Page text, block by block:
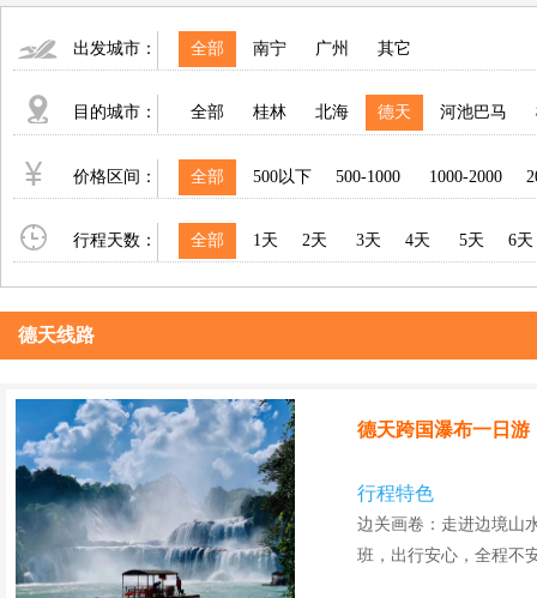
出发城市： 全部 南宁 广州 其它
目的城市： 全部 桂林 北海 德天 河池巴马
价格区间： 全部 500以下 500-1000 1000-2000
行程天数： 全部 1天 2天 3天 4天 5天 6天
德天线路
德天跨国瀑布一日游
行程特色
边关画卷：走进边境山
班，出行安心，全程不